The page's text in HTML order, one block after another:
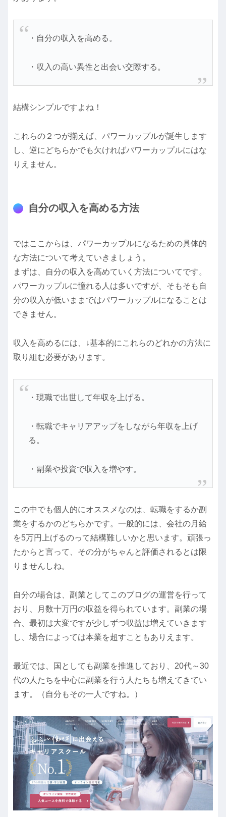
・自分の収入を高める。
・収入の高い異性と出会い交際する。
結構シンプルですよね！
これらの２つが揃えば、パワーカップルが誕生します
し、逆にどちらかでも欠ければパワーカップルにはな
りえません。
自分の収入を高める方法
ではここからは、パワーカップルになるための具体的
な方法について考えていきましょう。
まずは、自分の収入を高めていく方法についてです。
パワーカップルに憧れる人は多いですが、そもそも自
分の収入が低いままではパワーカップルになることは
できません。
収入を高めるには、↓基本的にこれらのどれかの方法に
取り組む必要があります。
・現職で出世して年収を上げる。
・転職でキャリアアップをしながら年収を上げ
る。
・副業や投資で収入を増やす。
この中でも個人的にオススメなのは、転職をするか副
業をするかのどちらかです。一般的には、会社の月給
を5万円上げるのって結構難しいかと思います。頑張っ
たからと言って、その分がちゃんと評価されるとは限
りませんしね。
自分の場合は、副業としてこのブログの運営を行って
おり、月数十万円の収益を得られています。副業の場
合、最初は大変ですが少しずつ収益は増えていきます
し、場合によっては本業を超すこともありえます。
最近では、国としても副業を推進しており、20代～30
代の人たちを中心に副業を行う人たちも増えてきてい
ます。（自分もその一人ですね。）